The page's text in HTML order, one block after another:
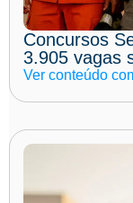
Concursos
3.905 vagas
Ver conteúdo